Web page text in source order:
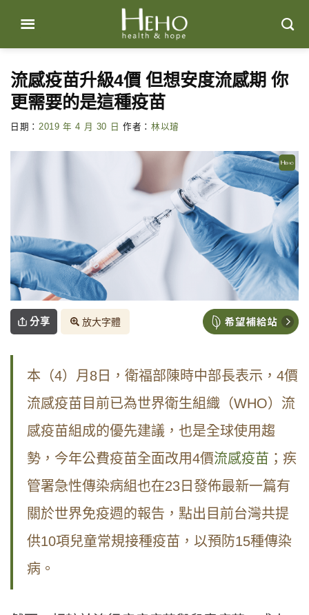
content
流感疫苗升級4價 但想安度流感期 你
更需要的是這種疫苗
日期： 2019 年 4 月 30 日 作者： 林以璿
分享 放大字體
本（4）月8日，衛福部陳時中部長表示，4價
流感疫苗目前已為世界衛生組織（WHO）流
感疫苗組成的優先建議，也是全球使用趨
勢，今年公費疫苗全面改用4價流感疫苗 ；疾
管署急性傳染病組也在23日發佈最新一篇有
關於世界免疫週的報告，點出目前台灣共提
供10項兒童常規接種疫苗，以預防15種傳染
病。